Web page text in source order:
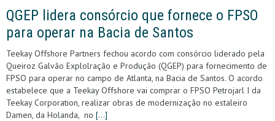
QGEP lidera consórcio que fornece o FPSO
para operar na Bacia de Santos
Teekay Offshore Partners fechou acordo com consórcio liderado pela
Queiroz Galvão Explolração e Produção (QGEP) para fornecimento de
FPSO para operar no campo de Atlanta, na Bacia de Santos. O acordo
estabelece que a Teekay Offshore vai comprar o FPSO Petrojarl I da
Teekay Corporation, realizar obras de modernização no estaleiro
Damen, da Holanda, no […]